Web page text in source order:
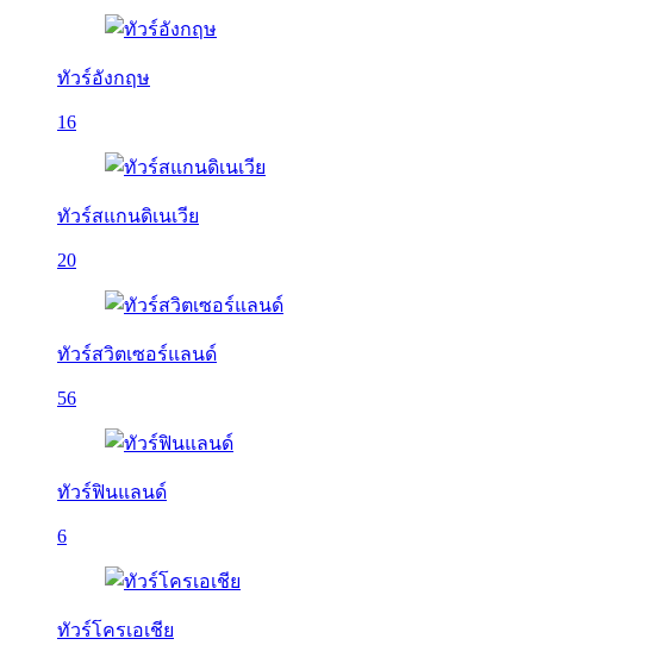
ทัวร์อังกฤษ
16
ทัวร์สแกนดิเนเวีย
20
ทัวร์สวิตเซอร์แลนด์
56
ทัวร์ฟินแลนด์
6
ทัวร์โครเอเชีย